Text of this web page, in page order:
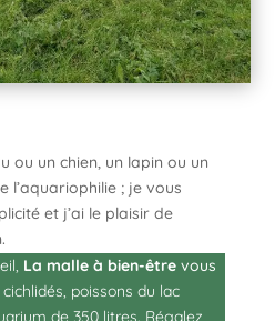
ou un chien, un lapin ou un
l’aquariophilie ; je vous
et j’ai le plaisir de
La malle à bien-être vous
poissons du lac
de 350 litres. Régalez